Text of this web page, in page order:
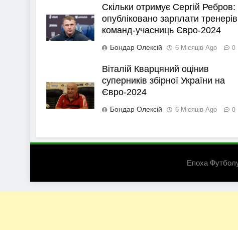
Скільки отримує Сергій Ребров:
опубліковано зарплати тренерів
команд-учасниць Євро-2024
Бондар Олексій 6 Місяців Ago 0
Віталій Кварцяний оцінив
суперників збірної України на
Євро-2024
Бондар Олексій 6 Місяців Ago 0
Епоха